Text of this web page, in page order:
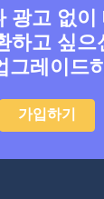
광고 없이
하고 싶으
그레이드
가입하기